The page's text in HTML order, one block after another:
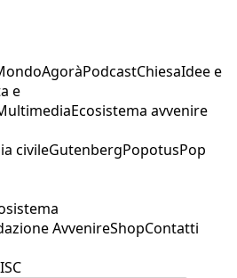
AgoràPodcastChiesaIdee e
e
Ecosistema avvenire
civileGutenbergPopotusPop
AvvenireShopContatti